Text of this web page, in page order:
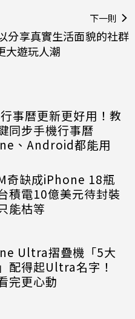
下一則
分享真實生活面貌的社群
大遊玩人潮
事曆更新更好用！教
同步手機行事曆
、Android都能用
奇缺成iPhone 18瓶
積電10億美元待封裝
能枯等
Ultra摺疊機「5大
配得起Ultra名字！
完更心動